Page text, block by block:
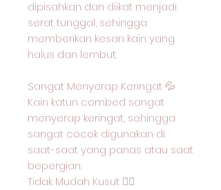
dipisahkan dan diikat menjadi
serat tunggal, sehingga
memberikan kesan kain yang
halus dan lembut.
Sangat Menyerap Keringat 💦
Kain katun combed sangat
menyerap keringat, sehingga
sangat cocok digunakan di
saat-saat yang panas atau saat
bepergian.
Tidak Mudah Kusut 🙅‍♂️